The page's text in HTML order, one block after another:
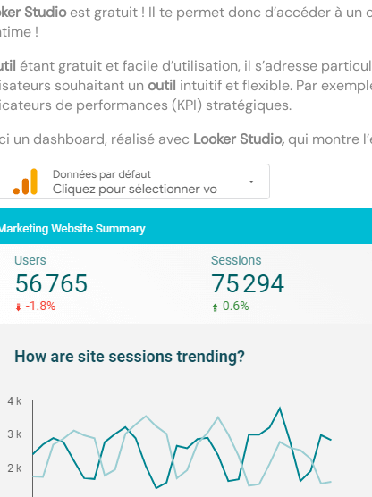
Studioest gratuit ! Il te permet donc d’accéder à un
!
étant gratuit et facile d’utilisation, il s’adresse
souhaitant un outil intuitif et flexible. Par
de performances (KPI) stratégiques.
un dashboard, réalisé avec Looker Studio, qui montre